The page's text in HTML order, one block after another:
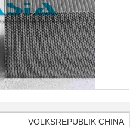
VOLKSREPUBLIK CHINA